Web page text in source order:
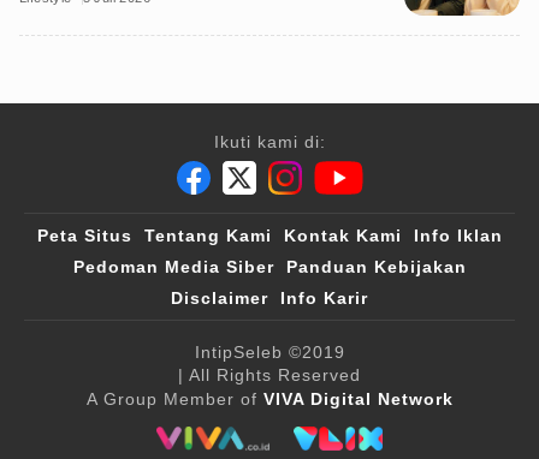
Ikuti kami di:
Peta Situs Tentang Kami Kontak Kami
Info Iklan
Pedoman Media Siber
Panduan Kebijakan
Disclaimer
Info Karir
IntipSeleb ©2019
| All Rights Reserved
A Group Member of VIVA Digital Network